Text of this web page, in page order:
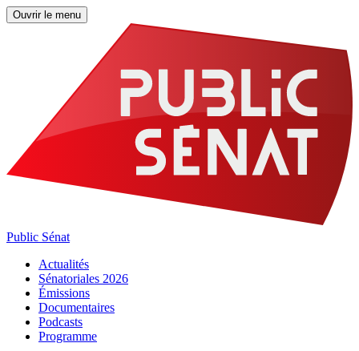
Ouvrir le menu
Public Sénat
Actualités
Sénatoriales 2026
Émissions
Documentaires
Podcasts
Programme